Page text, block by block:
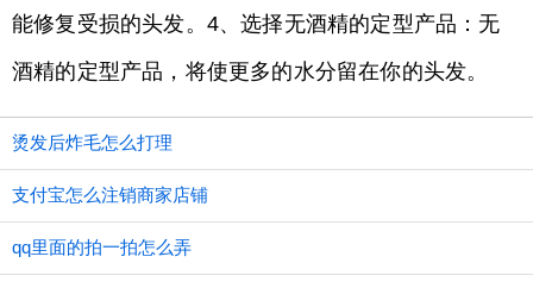
能修复受损的头发。4、选择无酒精的定型产品：无
酒精的定型产品，将使更多的水分留在你的头发。
烫发后炸毛怎么打理
支付宝怎么注销商家店铺
qq里面的拍一拍怎么弄